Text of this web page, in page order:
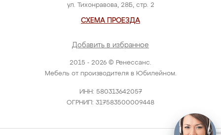
2015 - 2026 © Ренессанс.
Мебель от производителя в Юбилейном.
ИНН: 580313642057
ОГРНИП: 317583500009448
ул. Тихонравова, 28Б, стр. 2
СХЕМА ПРОЕЗДА
Добавить в избранное